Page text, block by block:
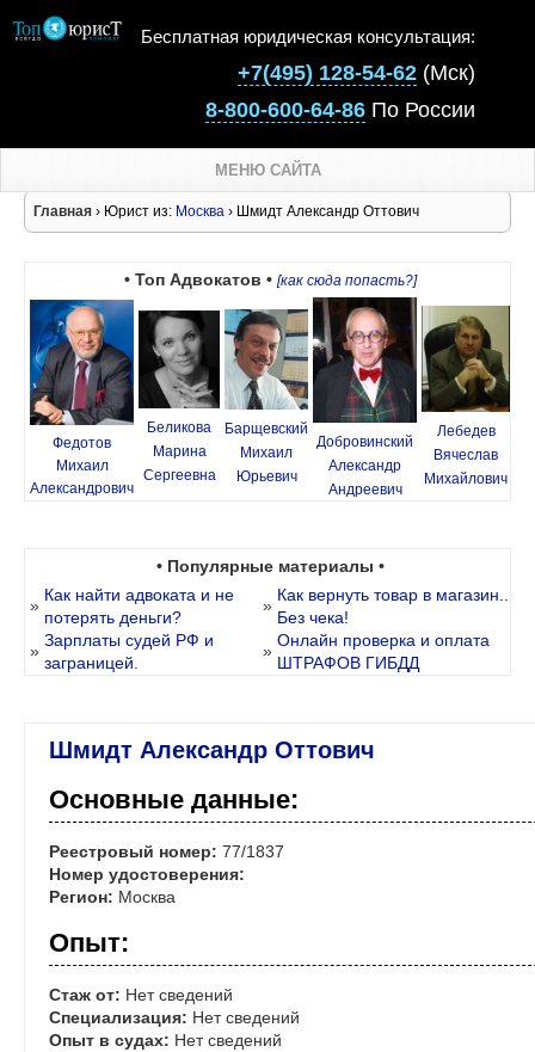
Бесплатная юридическая консультация:
+7(495) 128-54-62 (Мск)
8-800-600-64-86 По России
МЕНЮ САЙТА
Главная › Юрист из: Москва › Шмидт Александр Оттович
• Топ Адвокатов • [как сюда попасть?]
Федотов
Михаил
Александрович
Беликова
Марина
Сергеевна
Барщевский
Михаил
Юрьевич
Добровинский
Александр
Андреевич
Лебедев
Вячеслав
Михайлович
• Популярные материалы •
»
Как найти адвоката и не
потерять деньги?
»
Как вернуть товар в магазин..
Без чека!
»
Зарплаты судей РФ и
заграницей.
»
Онлайн проверка и оплата
ШТРАФОВ ГИБДД
Шмидт Александр Оттович
Основные данные:
Реестровый номер: 77/1837
Номер удостоверения:
Регион: Москва
Опыт:
Стаж от: Нет сведений
Специализация: Нет сведений
Опыт в судах: Нет сведений